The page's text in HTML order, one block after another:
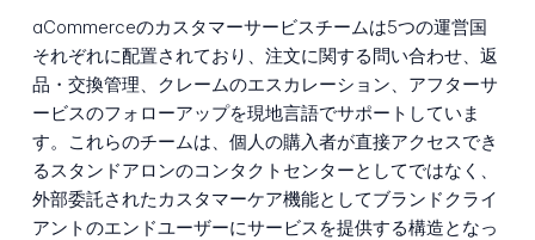
aCommerceのカスタマーサービスチームは5つの運営国
それぞれに配置されており、注文に関する問い合わせ、返
品・交換管理、クレームのエスカレーション、アフターサ
ービスのフォローアップを現地言語でサポートしていま
す。これらのチームは、個人の購入者が直接アクセスでき
るスタンドアロンのコンタクトセンターとしてではなく、
外部委託されたカスタマーケア機能としてブランドクライ
アントのエンドユーザーにサービスを提供する構造となっ